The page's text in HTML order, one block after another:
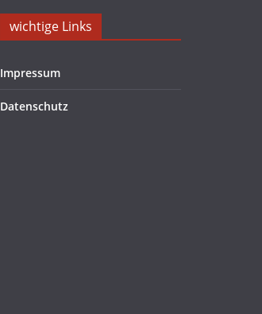
wichtige Links
Impressum
Datenschutz